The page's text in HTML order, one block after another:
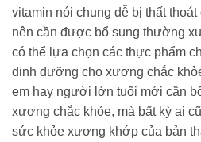
vitamin nói chung dễ bị thất
nên cần được bổ sung thường
có thể lựa chọn các thực phẩm
dinh dưỡng cho xương chắc
em hay người lớn tuổi mới cần
xương chắc khỏe, mà bất kỳ ai
sức khỏe xương khớp của bản